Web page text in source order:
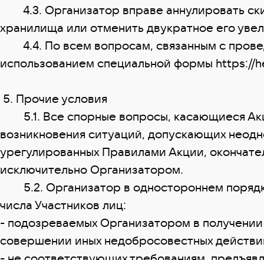
4.3. Организатор вправе аннулировать
хранилища или отменить двукратное его
4.4. По всем вопросам, связанным с
использованием специальной формы https://
5. Прочие условия
5.1. Все спорные вопросы, касающиеся
возникновения ситуаций, допускающих
урегулированных Правилами Акции,
исключительно Организатором.
5.2. Организатор в одностороннем
числа Участников лиц:
- подозреваемых Организатором в
совершении иных недобросовестных